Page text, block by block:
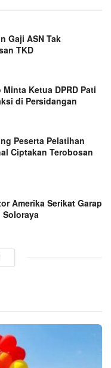
Gaji ASN Tak
TKD
Ketua DPRD Pati
di Persidangan
Peserta Pelatihan
Ciptakan Terobosan
Amerika Serikat Garap